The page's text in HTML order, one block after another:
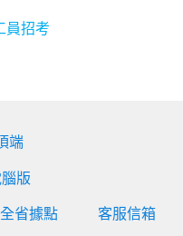
彈性有效率！
課程。
程堂數２
。
，可加速和放慢教學速
員招考
端
版
全省據點 客服信箱